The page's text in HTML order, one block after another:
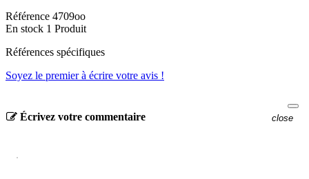
Référence 4709oo
En stock 1 Produit
Références spécifiques
Soyez le premier à écrire votre avis !
Écrivez votre commentaire close